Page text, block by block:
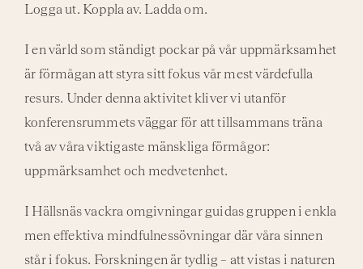
Logga ut. Koppla av. Ladda om.
I en värld som ständigt pockar på vår uppmärksamhet
är förmågan att styra sitt fokus vår mest värdefulla
resurs. Under denna aktivitet kliver vi utanför
konferensrummets väggar för att tillsammans träna
två av våra viktigaste mänskliga förmågor:
uppmärksamhet och medvetenhet.
I Hällsnäs vackra omgivningar guidas gruppen i enkla
men effektiva mindfulnessövningar där våra sinnen
står i fokus. Forskningen är tydlig – att vistas i naturen